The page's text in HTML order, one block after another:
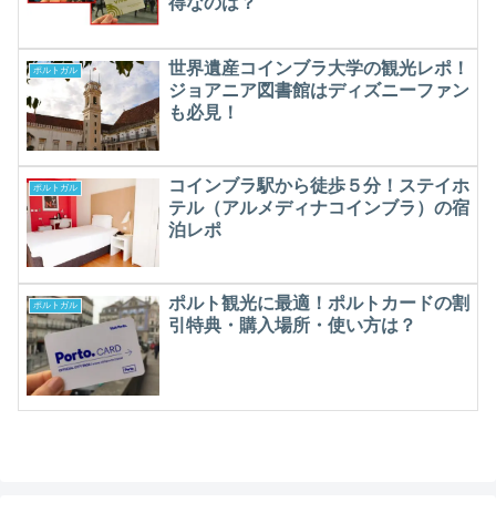
ポルトガル
世界遺産コインブラ大学の観光レポ！
ジョアニア図書館はディズニーファン
も必見！
ポルトガル
コインブラ駅から徒歩５分！ステイホ
テル（アルメディナコインブラ）の宿
泊レポ
ポルトガル
ポルト観光に最適！ポルトカードの割
引特典・購入場所・使い方は？